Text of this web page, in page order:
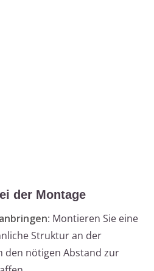
der Montage
: Montieren Sie eine
Struktur an der
den nötigen Abstand zur